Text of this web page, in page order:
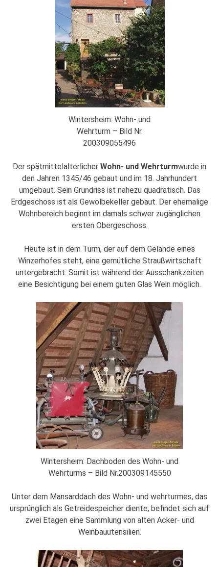
Wintersheim: Wohn- und
Wehrturm – Bild Nr.
200309055496
Der spätmittelalterlicher Wohn- und Wehrturmwurde in
den Jahren 1345/46 gebaut und im 18. Jahrhundert
umgebaut. Sein Grundriss ist nahezu quadratisch. Das
Erdgeschoss ist als Gewölbekeller gebaut. Der ehemalige
Wohnbereich beginnt im damals schwer zugänglichen
ersten Obergeschoss.
Heute ist in dem Turm, der auf dem Gelände eines
Winzerhofes steht, eine gemütliche Straußwirtschaft
untergebracht. Somit ist während der Ausschankzeiten
eine Besichtigung bei einem guten Glas Wein möglich.
Wintersheim: Dachboden des Wohn- und
Wehrturms – Bild Nr.200309145550
Unter dem Mansarddach des Wohn- und wehrturmes, das
ursprünglich als Getreidespeicher diente, befindet sich auf
zwei Etagen eine Sammlung von alten Acker- und
Weinbauutensilien.